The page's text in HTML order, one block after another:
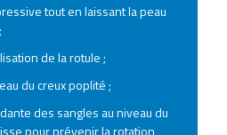
tout en laissant la peau
de la rotule ;
du creux poplité ;
des sangles au niveau du
pour prévenir la rotation